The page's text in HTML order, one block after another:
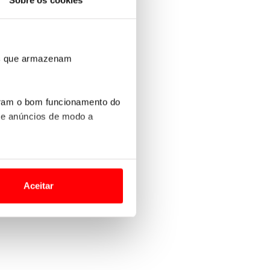
armazenam
o bom funcionamento do
anúncios de modo a
lhe proporcionar
de análise, com parceiros
Aceitar